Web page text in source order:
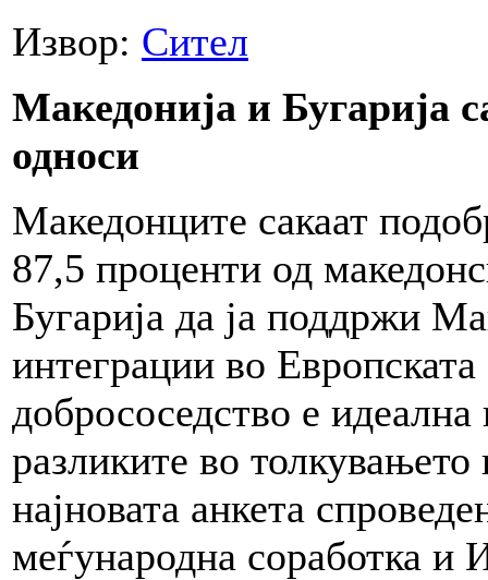
Извор: Сител
Македонија и Бугарија
односи
Македонците сакаат
87,5 проценти од
Бугарија да ја поддржи
интеграции во
добрососедство е
разликите во
најновата анкета
меѓународна соработка и